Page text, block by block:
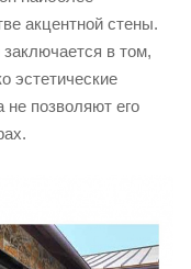
акцентной стены.
в том,
эстетические
не позволяют его